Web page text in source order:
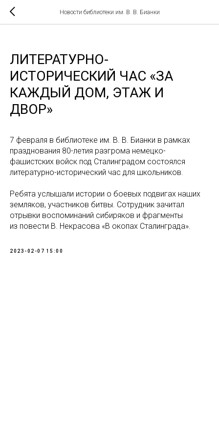
Новости библиотеки им. В. В. Бианки
ЛИТЕРАТУРНО-
ИСТОРИЧЕСКИЙ ЧАС «ЗА
КАЖДЫЙ ДОМ, ЭТАЖ И
ДВОР»
7 февраля в библиотеке им. В. В. Бианки в рамках
празднования 80-летия разгрома немецко-
фашистских войск под Сталинградом состоялся
литературно-исторический час для школьников.
Ребята услышали истории о боевых подвигах наших
земляков, участников битвы. Сотрудник зачитал
отрывки воспоминаний сибиряков и фрагменты
из повести В. Некрасова «В окопах Сталинграда».
2023-02-07 15:00